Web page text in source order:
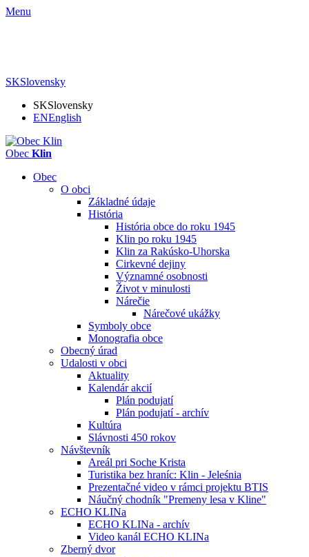
Menu
SKSlovensky
SKSlovensky
ENEnglish
Obec Klin
Obec
O obci
Základné údaje
História
História obce do roku 1945
Klin po roku 1945
Klin za Rakúsko-Uhorska
Cirkevné dejiny
Významné osobnosti
Život v minulosti
Nárečie
Nárečové ukážky
Symboly obce
Monografia obce
Obecný úrad
Udalosti v obci
Aktuality
Kalendár akcií
Plán podujatí
Plán podujatí - archív
Kultúra
Slávnosti 450 rokov
Návštevník
Areál pri Soche Krista
Turistika bez hraníc: Klin - Jeleśnia
Prezentačné video v rámci projektu BTIS
Náučný chodník "Premeny lesa v Kline"
ECHO KLINa
ECHO KLINa - archív
Video kanál ECHO KLINa
Zberný dvor